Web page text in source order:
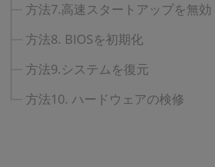
方法7.高速スタートアップを無効
方法8. BIOSを初期化
方法9.システムを復元
方法10. ハードウェアの検修